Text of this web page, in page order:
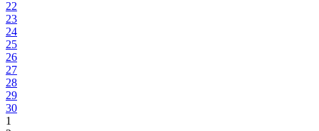
22
23
24
25
26
27
28
29
30
1